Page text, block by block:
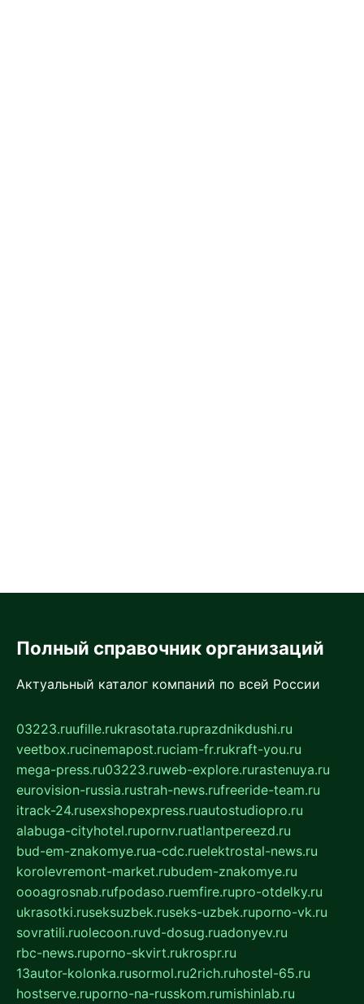
Полный справочник организаций
Актуальный каталог компаний по всей России
03223.ruufille.rukrasotata.ruprazdnikdushi.ru
veetbox.rucinemapost.ruciam-fr.rukraft-you.ru
mega-press.ru03223.ruweb-explore.rurastenuya.ru
eurovision-russia.rustrah-news.rufreeride-team.ru
itrack-24.rusexshopexpress.ruautostudiopro.ru
alabuga-cityhotel.rupornv.ruatlantpereezd.ru
bud-em-znakomye.rua-cdc.ruelektrostal-news.ru
korolevremont-market.rubudem-znakomye.ru
oooagrosnab.rufpodaso.ruemfire.rupro-otdelky.ru
ukrasotki.ruseksuzbek.ruseks-uzbek.ruporno-vk.ru
sovratili.ruolecoon.ruvd-dosug.ruadonyev.ru
rbc-news.ruporno-skvirt.rukrospr.ru
13autor-kolonka.rusormol.ru2rich.ruhostel-65.ru
hostserve.ruporno-na-russkom.rumishinlab.ru